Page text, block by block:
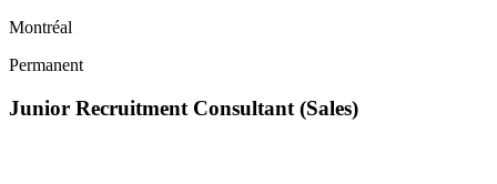
Montréal
Permanent
Junior Recruitment Consultant (Sales)